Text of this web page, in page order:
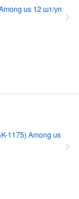
us 12 шт/уп
1175) Among us